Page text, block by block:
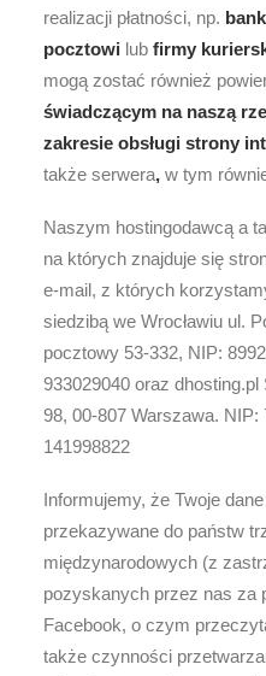
realizacji płatności, np.
pocztowi lub firmy
mogą zostać również
świadczącym na naszą
zakresie obsługi strony
także serwera, w tym
Naszym hostingodawcą a
na których znajduje się
e-mail, z których
siedzibą we Wrocławiu ul.
pocztowy 53-332, NIP:
933029040 oraz
98, 00-807 Warszawa. NIP:
141998822
Informujemy, że Twoje
przekazywane do państw
międzynarodowych (z
pozyskanych przez nas za
Facebook, o czym
także czynności